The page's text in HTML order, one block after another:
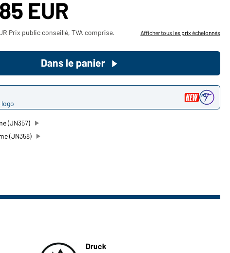
produits pour votre besoin privé?
Chemin d'accès au shop des
clients finaux
EUR
Prix public conseillé, TVA comprise. Afficher tous les prix échelonnés
Dans le panier
(JN357)
(JN358)
Druck